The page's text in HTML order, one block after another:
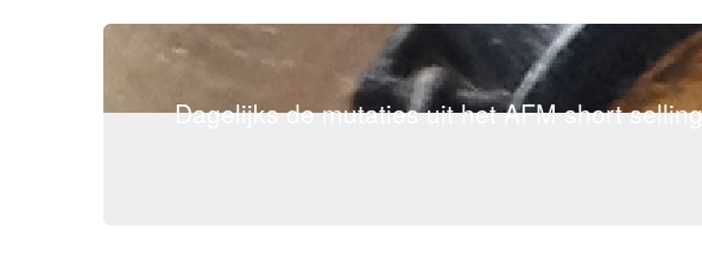
Dagelijks de mutaties uit het AFM short